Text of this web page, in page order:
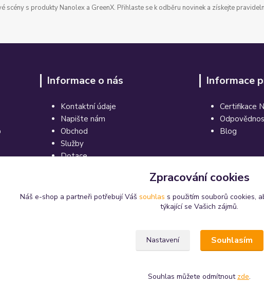
scény s produkty Nanolex a GreenX. Přihlaste se k odběru novinek a získejte
Informace o nás
Kontaktní údaje
Napište nám
Obchod
Služby
Dotace
Informace
Certifikace
Blog
práva vyhrazena. Jsme tu pro Vás již 11 let.
Zpracování cookies
Náš e-shop a partneři potřebují Váš souhlas s použitím souborů cookies,
týkající se Vašich zájmů.
Nastavení Souhlasím
Souhlas můžete odmítnout zde.